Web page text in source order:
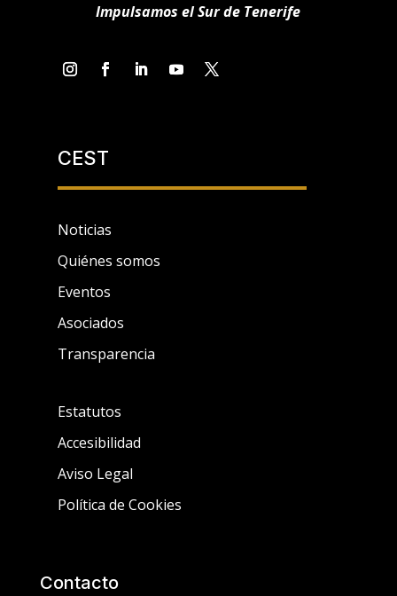
Impulsamos el Sur de Tenerife
CEST
Noticias
Quiénes somos
Eventos
Asociados
Transparencia
Estatutos
Accesibilidad
Aviso Legal
Política de Cookies
Contacto